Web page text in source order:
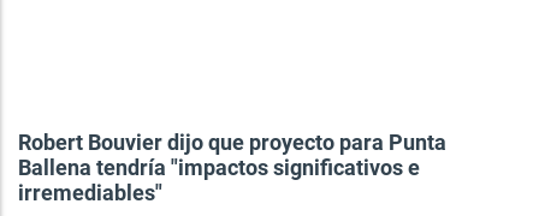
Robert Bouvier dijo que proyecto para Punta
Ballena tendría "impactos significativos e
irremediables"